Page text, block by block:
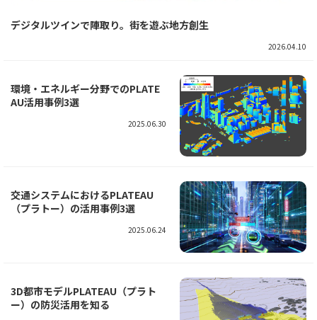
デジタルツインで陣取り。街を遊ぶ地方創生
2026.04.10
環境・エネルギー分野でのPLATE
AU活用事例3選
2025.06.30
交通システムにおけるPLATEAU
（プラトー）の活用事例3選
2025.06.24
3D都市モデルPLATEAU（プラト
ー）の防災活用を知る